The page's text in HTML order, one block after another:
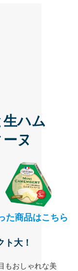
ハム
ヌ
た商品はこちら
大！
もおしゃれな美